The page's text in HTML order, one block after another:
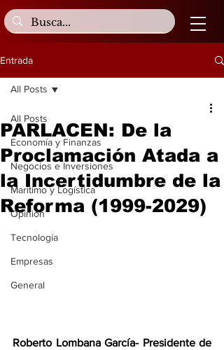
Entrada
All Posts
Economía y Finanzas
Negocios e Inversiones
Marítimo y Logística
Opinión
Tecnología
Empresas
General
All Posts
PARLACEN: De la
Proclamación Atada a
la Incertidumbre de la
Reforma (1999-2029)
Roberto Lombana García- Presidente de